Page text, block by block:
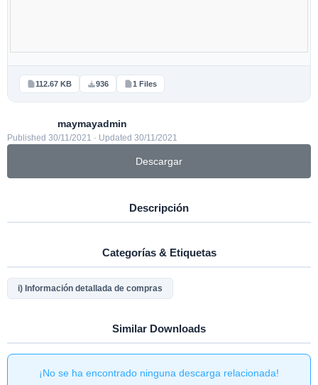
112.67 KB 936 1 Files
maymayadmin
Published 30/11/2021 · Updated 30/11/2021
Descargar
Descripción
Categorías & Etiquetas
i) Información detallada de compras
Similar Downloads
¡No se ha encontrado ninguna descarga relacionada!